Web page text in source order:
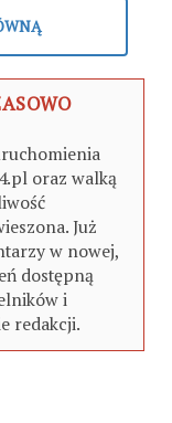
oraz walką
Już
w nowej,
dostępną
i
redakcji.